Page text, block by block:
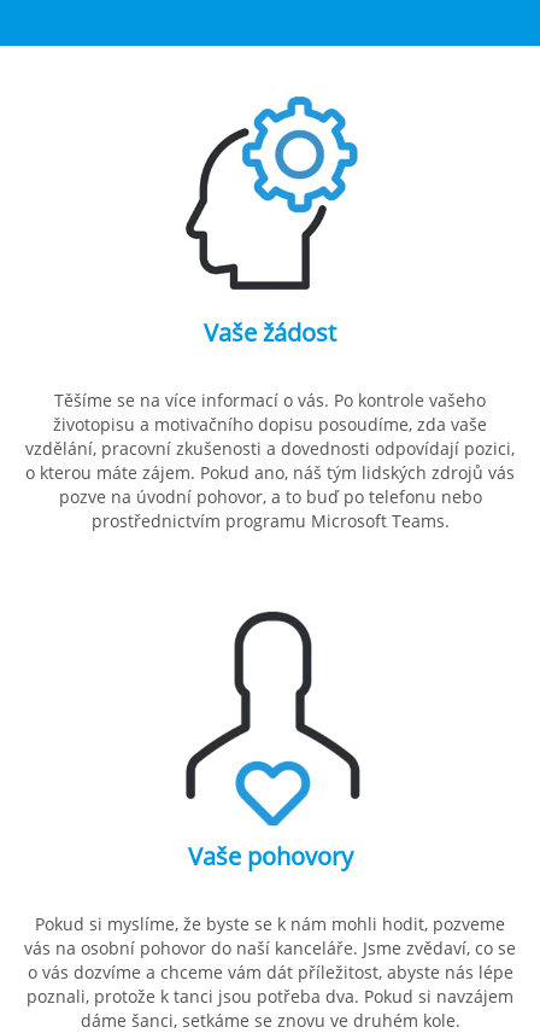
Vaše žádost
Těšíme se na více informací o vás. Po kontrole vašeho
životopisu a motivačního dopisu posoudíme, zda vaše
vzdělání, pracovní zkušenosti a dovednosti odpovídají pozici,
o kterou máte zájem. Pokud ano, náš tým lidských zdrojů vás
pozve na úvodní pohovor, a to buď po telefonu nebo
prostřednictvím programu Microsoft Teams.
Vaše pohovory
Pokud si myslíme, že byste se k nám mohli hodit, pozveme
vás na osobní pohovor do naší kanceláře. Jsme zvědaví, co se
o vás dozvíme a chceme vám dát příležitost, abyste nás lépe
poznali, protože k tanci jsou potřeba dva. Pokud si navzájem
dáme šanci, setkáme se znovu ve druhém kole.